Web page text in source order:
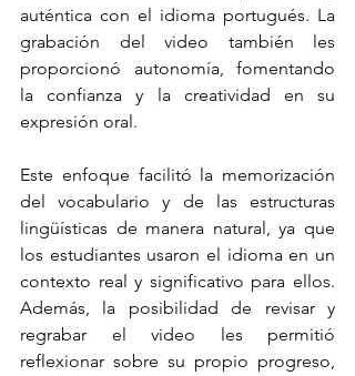
auténtica con el idioma portugués. La
grabación del video también les
proporcionó autonomía, fomentando
la confianza y la creatividad en su
expresión oral.
Este enfoque facilitó la memorización
del vocabulario y de las estructuras
lingüísticas de manera natural, ya que
los estudiantes usaron el idioma en un
contexto real y significativo para ellos.
Además, la posibilidad de revisar y
regrabar el video les permitió
reflexionar sobre su propio progreso,